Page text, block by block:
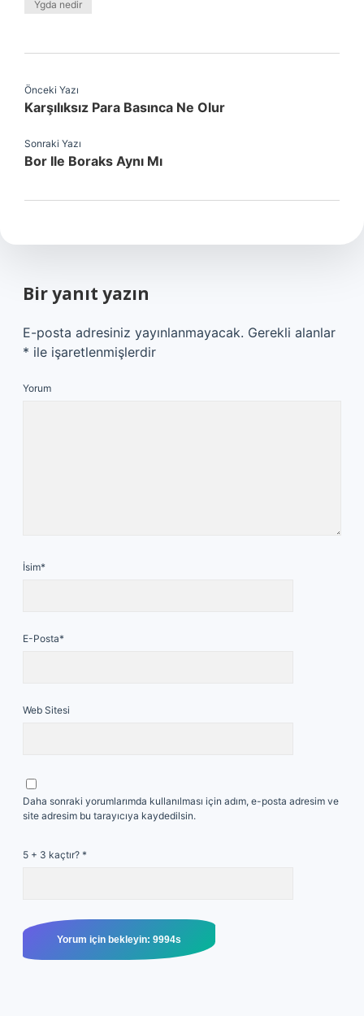
Ygda nedir
Önceki Yazı
Karşılıksız Para Basınca Ne Olur
Sonraki Yazı
Bor Ile Boraks Aynı Mı
Bir yanıt yazın
E-posta adresiniz yayınlanmayacak. Gerekli alanlar
* ile işaretlenmişlerdir
Yorum
İsim*
E-Posta*
Web Sitesi
Daha sonraki yorumlarımda kullanılması için adım, e-posta adresim ve
site adresim bu tarayıcıya kaydedilsin.
5 + 3 kaçtır? *